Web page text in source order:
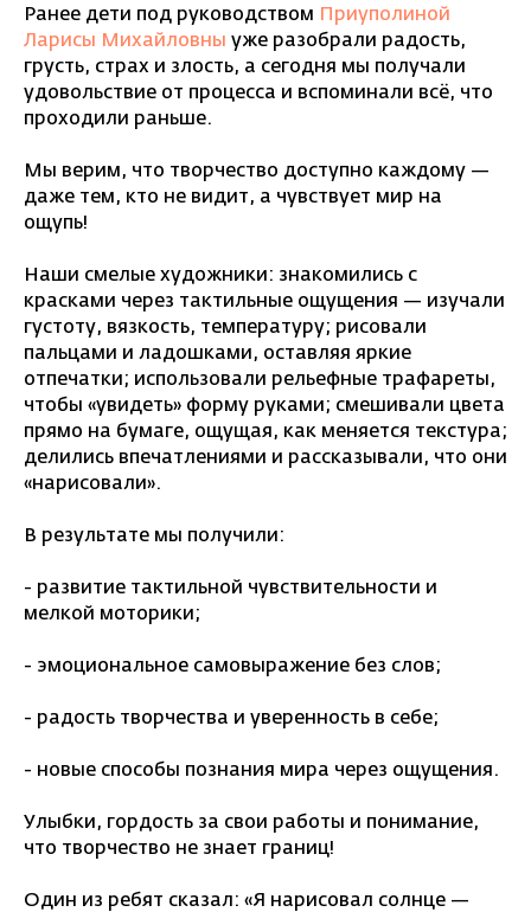
Ранее дети под руководством Приуполиной
Ларисы Михайловны уже разобрали радость,
грусть, страх и злость, а сегодня мы получали
удовольствие от процесса и вспоминали всё, что
проходили раньше.
Мы верим, что творчество доступно каждому —
даже тем, кто не видит, а чувствует мир на
ощупь!
Наши смелые художники: знакомились с
красками через тактильные ощущения — изучали
густоту, вязкость, температуру; рисовали
пальцами и ладошками, оставляя яркие
отпечатки; использовали рельефные трафареты,
чтобы «увидеть» форму руками; смешивали цвета
прямо на бумаге, ощущая, как меняется текстура;
делились впечатлениями и рассказывали, что они
«нарисовали».
В результате мы получили:
- развитие тактильной чувствительности и
мелкой моторики;
- эмоциональное самовыражение без слов;
- радость творчества и уверенность в себе;
- новые способы познания мира через ощущения.
Улыбки, гордость за свои работы и понимание,
что творчество не знает границ!
Один из ребят сказал: «Я нарисовал солнце —